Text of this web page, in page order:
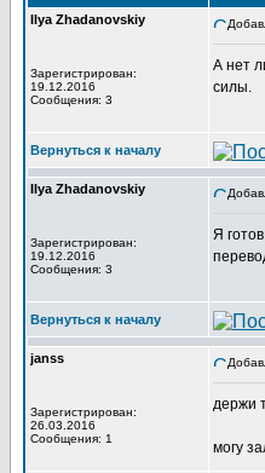
Ilya Zhadanovskiy
Зарегистрирован:
19.12.2016
Сообщения: 3
А нет
силы.
Вернуться к началу
Ilya Zhadanovskiy
Зарегистрирован:
19.12.2016
Сообщения: 3
Я
Вернуться к началу
janss
Зарегистрирован:
26.03.2016
Сообщения: 1
держи
могу